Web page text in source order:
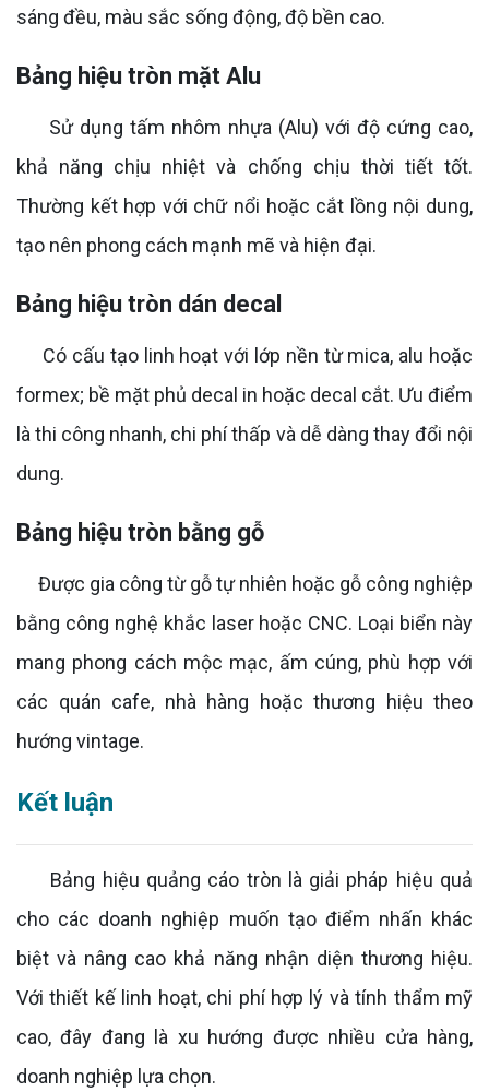
sáng đều, màu sắc sống động, độ bền cao.
Bảng hiệu tròn mặt Alu
Sử dụng tấm nhôm nhựa (Alu) với độ cứng cao,
khả năng chịu nhiệt và chống chịu thời tiết tốt.
Thường kết hợp với chữ nổi hoặc cắt lồng nội dung,
tạo nên phong cách mạnh mẽ và hiện đại.
Bảng hiệu tròn dán decal
Có cấu tạo linh hoạt với lớp nền từ mica, alu hoặc
formex; bề mặt phủ decal in hoặc decal cắt. Ưu điểm
là thi công nhanh, chi phí thấp và dễ dàng thay đổi nội
dung.
Bảng hiệu tròn bằng gỗ
Được gia công từ gỗ tự nhiên hoặc gỗ công nghiệp
bằng công nghệ khắc laser hoặc CNC. Loại biển này
mang phong cách mộc mạc, ấm cúng, phù hợp với
các quán cafe, nhà hàng hoặc thương hiệu theo
hướng vintage.
Kết luận
Bảng hiệu quảng cáo tròn là giải pháp hiệu quả
cho các doanh nghiệp muốn tạo điểm nhấn khác
biệt và nâng cao khả năng nhận diện thương hiệu.
Với thiết kế linh hoạt, chi phí hợp lý và tính thẩm mỹ
cao, đây đang là xu hướng được nhiều cửa hàng,
doanh nghiệp lựa chọn.